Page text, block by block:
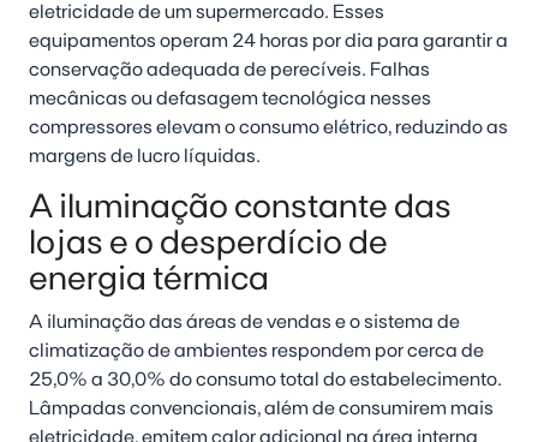
eletricidade de um supermercado. Esses
equipamentos operam 24 horas por dia para garantir a
conservação adequada de perecíveis. Falhas
mecânicas ou defasagem tecnológica nesses
compressores elevam o consumo elétrico, reduzindo as
margens de lucro líquidas.
A iluminação constante das
lojas e o desperdício de
energia térmica
A iluminação das áreas de vendas e o sistema de
climatização de ambientes respondem por cerca de
25,0% a 30,0% do consumo total do estabelecimento.
Lâmpadas convencionais, além de consumirem mais
eletricidade, emitem calor adicional na área interna